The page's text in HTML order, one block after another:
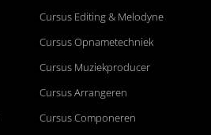
Cursus Editing & Melodyne
Cursus Opnametechniek
Cursus Muziekproducer
Cursus Arrangeren
Cursus Componeren